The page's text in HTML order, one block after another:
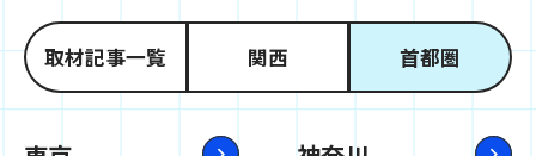
取材記事一覧 関西 首都圏